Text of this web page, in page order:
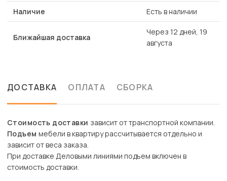
Наличие Есть в наличии
Ближайшая доставка
Через 12 дней, 19
августа
ДОСТАВКА ОПЛАТА СБОРКА
Стоимость доставки зависит от транспортной компании.
Подъем мебели в квартиру рассчитывается отдельно и
зависит от веса заказа.
При доставке Деловыми линиями подъем включен в
стоимость доставки.